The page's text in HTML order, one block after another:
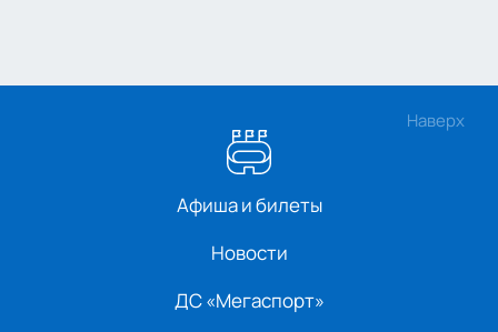
Наверх
Афиша и билеты
Новости
ДС «Мегаспорт»